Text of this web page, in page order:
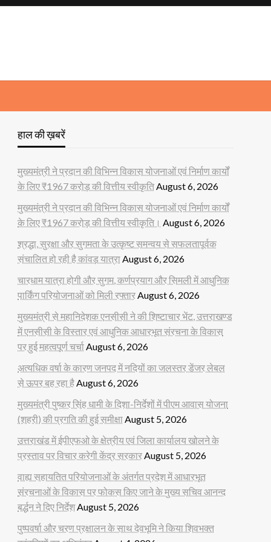
हाल की ख़बरें
मुख्यमंत्री ने प्रदान की विभिन्न विकास योजनाओं एवं निर्माण कार्यों
के लिए ₹1967 करोड़ की वित्तीय स्वीकृतिAugust 6, 2026
मुख्यमंत्री ने प्रदान की विभिन्न विकास योजनाओं एवं निर्माण कार्यों
के लिए ₹1967 करोड़ की वित्तीय स्वीकृति। August 6, 2026
श्रद्धा, सुरक्षा और सुगमता के उत्कृष्ट समन्वय से सफलतापूर्वक
संचालित हो रही है कांवड़ यात्राAugust 6, 2026
चारधाम यात्रा होगी और सुगम, कर्णप्रयाग और सिमली में आधुनिक
पार्किंग परियोजनाओं को मिली रफ्तारAugust 6, 2026
मुख्यमंत्री से महानिदेशक एनसीसी ने की शिष्टाचार भेंट, उत्तराखण्ड
में एनसीसी के विस्तार एवं आधुनिक आधारभूत संरचना के विकास
पर हुई महत्वपूर्ण चर्चाAugust 6, 2026
अत्यधिक वर्षा के कारण जनपद में नदियों का जलस्तर डेंजर लेबल
से ऊपर बह रहा हैAugust 6, 2026
मुख्यमंत्री पुष्कर सिंह धामी के दिशा-निर्देशों में पीएम आवास योजना
(शहरी) की प्रगति की हुई समीक्षाAugust 5, 2026
उत्तराखंड में ईपीएफओ के क्षेत्रीय एवं जिला कार्यालय खोलने के
प्रस्ताव पर विचार करेगी केंद्र सरकारAugust 5, 2026
वाह्य सहायतित परियोजनाओं के अंतर्गत प्रदेश में आधारभूत
संरचनाओं के विकास पर फोकस किए जाने के मुख्य सचिव आनन्द
बर्द्धन ने दिए निर्देशAugust 5, 2026
पुष्पवर्षा और चरण प्रक्षालन के साथ देवभूमि ने किया शिवभक्त